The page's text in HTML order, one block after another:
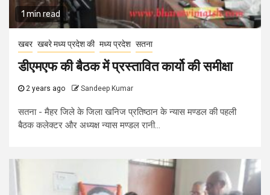
1 min read
खबर खबरे मध्य प्रदेश की मध्य प्रदेश सतना
डीएमएफ की बैठक में प्रस्तावित कार्यो की समीक्षा
2 years ago Sandeep Kumar
सतना - मैहर जिले के जिला खनिज प्रतिष्ठान के न्यास मण्डल की पहली
बैठक कलेक्टर और अध्यक्ष न्यास मण्डल रानी...